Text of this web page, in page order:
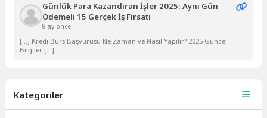
Günlük Para Kazandıran İşler 2025: Aynı Gün
Ödemeli 15 Gerçek İş Fırsatı
8 ay önce
[…] Kredi Burs Başvurusu Ne Zaman ve Nasıl Yapılır? 2025 Güncel
Bilgiler […]
Kategoriler